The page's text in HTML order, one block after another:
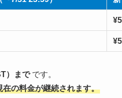
）までです。
の料金が継続されます。